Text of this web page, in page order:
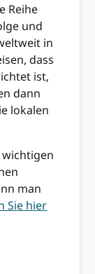
Reihe
und
in
dass
ist,
dann
lokalen
wichtigen
man
Sie hier